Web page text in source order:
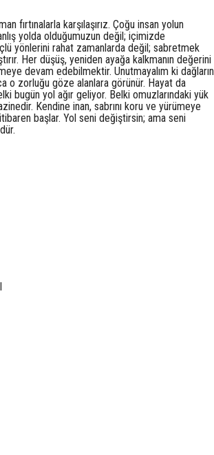
fırtınalarla karşılaşırız. Çoğu insan yolun
yolda olduğumuzun değil; içimizde
yönlerini rahat zamanlarda değil; sabretmek
Her düşüş, yeniden ayağa kalkmanın değerini
devam edebilmektir. Unutmayalım ki dağların
o zorluğu göze alanlara görünür. Hayat da
bugün yol ağır geliyor. Belki omuzlarındaki yük
Kendine inan, sabrını koru ve yürümeye
başlar. Yol seni değiştirsin; ama seni